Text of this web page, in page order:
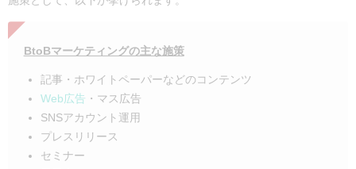
BtoBマーケティングの主な施策
記事・ホワイトペーパーなどのコンテンツ
Web広告 ・マス広告
SNSアカウント運用
プレスリリース
セミナー